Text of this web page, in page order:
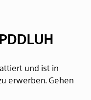
und ist in
erwerben. Gehen